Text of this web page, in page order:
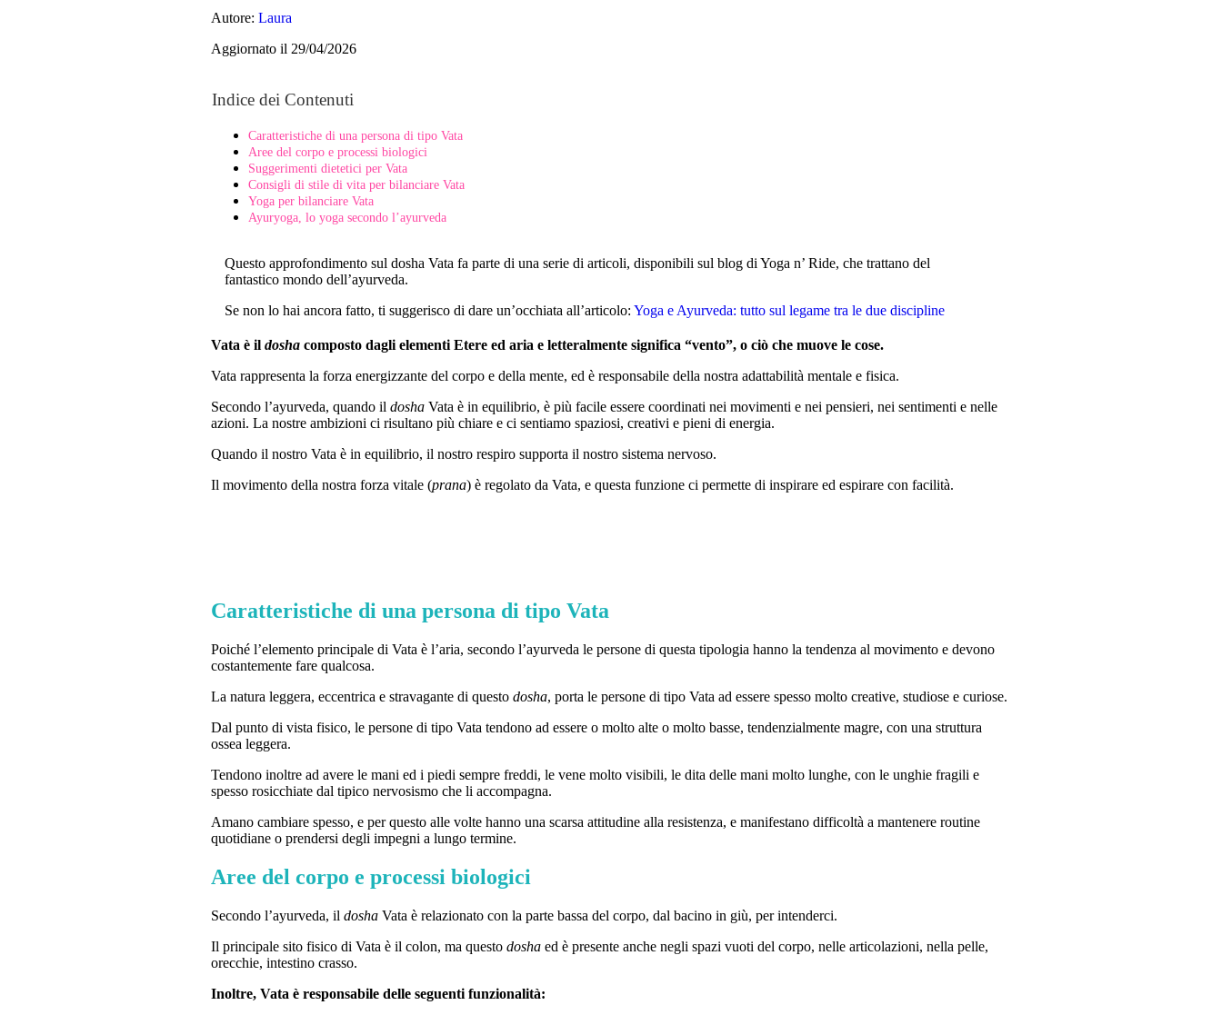
Autore: Laura
Aggiornato il 29/04/2026
Indice dei Contenuti
Caratteristiche di una persona di tipo Vata
Aree del corpo e processi biologici
Suggerimenti dietetici per Vata
Consigli di stile di vita per bilanciare Vata
Yoga per bilanciare Vata
Ayuryoga, lo yoga secondo l’ayurveda
Questo approfondimento sul dosha Vata fa parte di una serie di articoli, disponibili sul blog di Yoga n’ Ride, che trattano del
fantastico mondo dell’ayurveda.
Se non lo hai ancora fatto, ti suggerisco di dare un’occhiata all’articolo: Yoga e Ayurveda: tutto sul legame tra le due discipline
Vata è il dosha composto dagli elementi Etere ed aria e letteralmente significa “vento”, o ciò che muove le cose.
Vata rappresenta la forza energizzante del corpo e della mente, ed è responsabile della nostra adattabilità mentale e fisica.
Secondo l’ayurveda, quando il dosha Vata è in equilibrio, è più facile essere coordinati nei movimenti e nei pensieri, nei sentimenti e nelle
azioni. La nostre ambizioni ci risultano più chiare e ci sentiamo spaziosi, creativi e pieni di energia.
Quando il nostro Vata è in equilibrio, il nostro respiro supporta il nostro sistema nervoso.
Il movimento della nostra forza vitale (prana) è regolato da Vata, e questa funzione ci permette di inspirare ed espirare con facilità.
Caratteristiche di una persona di tipo Vata
Poiché l’elemento principale di Vata è l’aria, secondo l’ayurveda le persone di questa tipologia hanno la tendenza al movimento e devono
costantemente fare qualcosa.
La natura leggera, eccentrica e stravagante di questo dosha, porta le persone di tipo Vata ad essere spesso molto creative, studiose e curiose.
Dal punto di vista fisico, le persone di tipo Vata tendono ad essere o molto alte o molto basse, tendenzialmente magre, con una struttura
ossea leggera.
Tendono inoltre ad avere le mani ed i piedi sempre freddi, le vene molto visibili, le dita delle mani molto lunghe, con le unghie fragili e
spesso rosicchiate dal tipico nervosismo che li accompagna.
Amano cambiare spesso, e per questo alle volte hanno una scarsa attitudine alla resistenza, e manifestano difficoltà a mantenere routine
quotidiane o prendersi degli impegni a lungo termine.
Aree del corpo e processi biologici
Secondo l’ayurveda, il dosha Vata è relazionato con la parte bassa del corpo, dal bacino in giù, per intenderci.
Il principale sito fisico di Vata è il colon, ma questo dosha ed è presente anche negli spazi vuoti del corpo, nelle articolazioni, nella pelle,
orecchie, intestino crasso.
Inoltre, Vata è responsabile delle seguenti funzionalità: